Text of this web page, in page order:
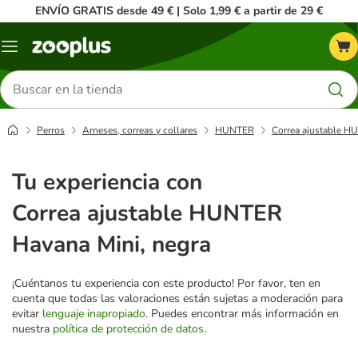
ENVÍO GRATIS desde 49 € | Solo 1,99 € a partir de 29 €
Menú
Buscar
productos
Perros Arneses, correas y collares HUNTER Correa ajustable
Tu experiencia con
Correa ajustable HUNTER
Havana Mini, negra
¡Cuéntanos tu experiencia con este producto! Por favor, ten en
cuenta que todas las valoraciones están sujetas a moderación para
evitar lenguaje inapropiado. Puedes encontrar más información en
nuestra política de protección de datos.